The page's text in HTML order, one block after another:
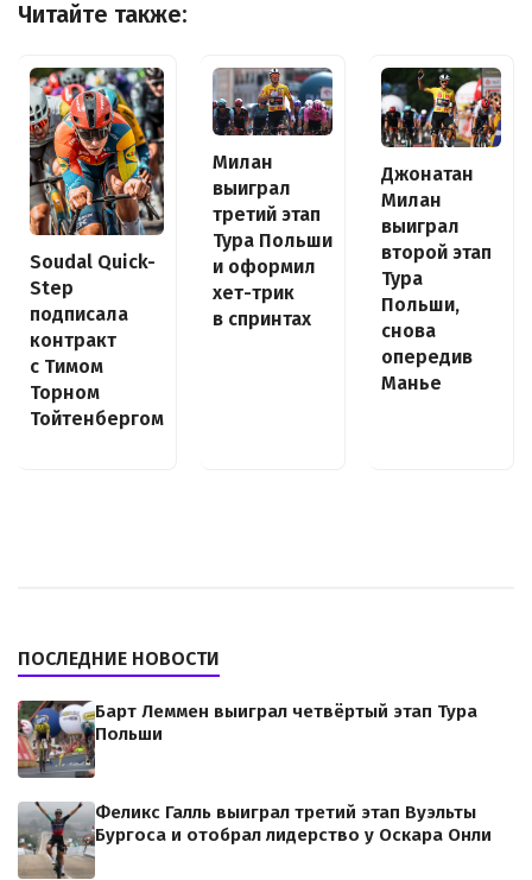
Читайте также:
Soudal Quick-
Step
подписала
контракт
с Тимом
Торном
Тойтенбергом
Милан
выиграл
третий этап
Тура Польши
и оформил
хет-трик
в спринтах
Джонатан
Милан
выиграл
второй этап
Тура
Польши,
снова
опередив
Манье
ПОСЛЕДНИЕ НОВОСТИ
Барт Леммен выиграл четвёртый этап Тура
Польши
Феликс Галль выиграл третий этап Вуэльты
Бургоса и отобрал лидерство у Оскара Онли